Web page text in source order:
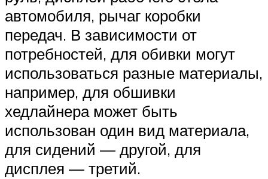
автомобиля, рычаг коробки
передач. В зависимости от
потребностей, для обивки могут
использоваться разные материалы,
например, для обшивки
хедлайнера может быть
использован один вид материала,
для сидений — другой, для
дисплея — третий.